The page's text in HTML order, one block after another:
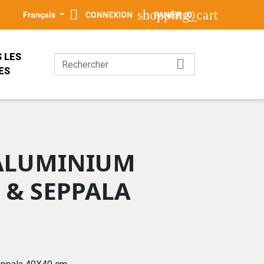
Français  CONNEXION shopping_cart
PANIER (0)
LES

SEPPALA